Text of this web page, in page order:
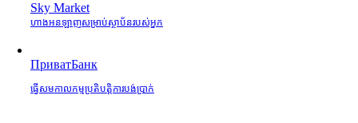
Sky Market
ហាងអនឡាញសម្រាប់ស្ថាប័នរបស់អ្នក
ПриватБанк
ធ្វើសមកាលកម្មប្រតិបត្តិការបង់ប្រាក់